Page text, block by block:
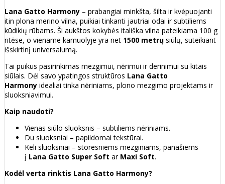
Lana Gatto Harmony – prabangiai minkšta, šilta ir kvėpuojanti
itin plona merino vilna, puikiai tinkanti jautriai odai ir subtiliems
kūdikių rūbams. Ši aukštos kokybės itališka vilna pateikiama 100 g
ritėse, o viename kamuolyje yra net 1500 metrų siūlų, suteikiant
išskirtinį universalumą.
Tai puikus pasirinkimas mezgimui, nėrimui ir derinimui su kitais
siūlais. Dėl savo ypatingos struktūros Lana Gatto
Harmony idealiai tinka nėriniams, plono mezgimo projektams ir
sluoksniavimui.
Kaip naudoti?
Vienas siūlo sluoksnis – subtiliems nėriniams.
Du sluoksniai – papildomai tekstūrai.
Keli sluoksniai – storesniems mezginiams, panašiems
į Lana Gatto Super Soft ar Maxi Soft.
Kodėl verta rinktis Lana Gatto Harmony?